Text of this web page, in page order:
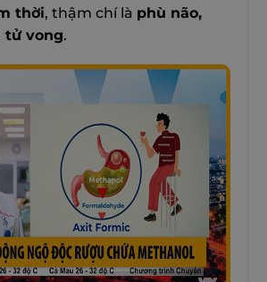
thời, thậm chí là phù não,
tử vong.